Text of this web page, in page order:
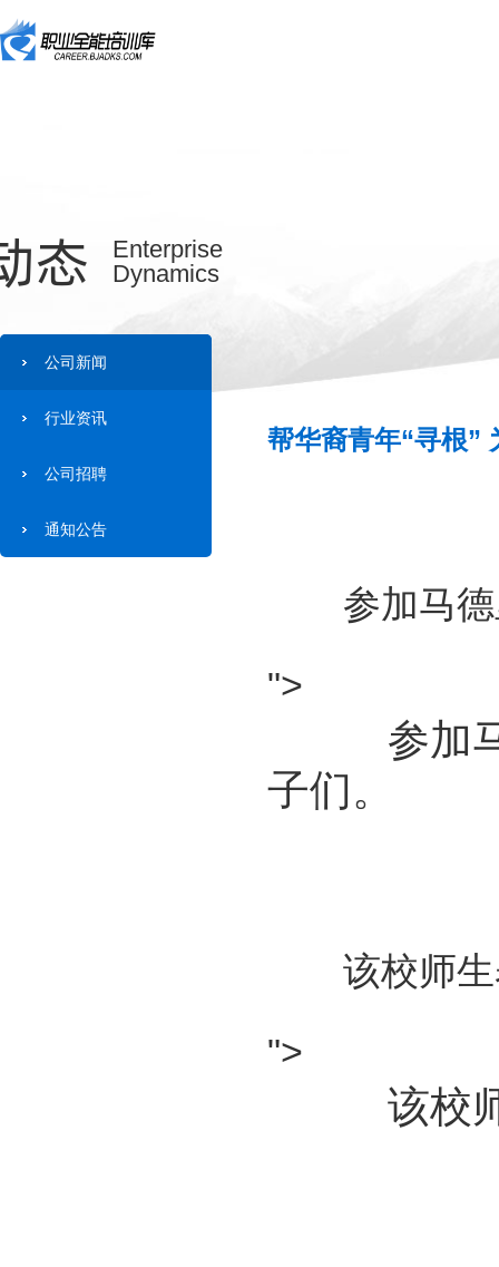
态
Enterprise
Dynamics
公司新闻
行业资讯
公司招聘
通知公告
帮华裔青年“寻根”
参加马德
">
参加马
子们。
该校师生
">
该校师